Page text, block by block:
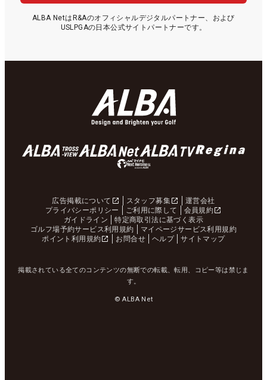
ALBA NetはR&Aのオフィシャルデジタルパートナー、および
USLPGAの日本公式サイトパートナーです。
広告掲載について スタッフ募集
運営会社
プライバシーポリシー
ご利用に際して
会員規約
ガイドライン
特定商取引法に基づく表示
ゴルフ場予約サービス利用規約
マイページサービス利用規約
ポイント利用規約
お問合せ ヘルプ サイトマップ
掲載されている全てのコンテンツの無断での転載、転用、コピー等は禁じま
す。
© ALBA Net